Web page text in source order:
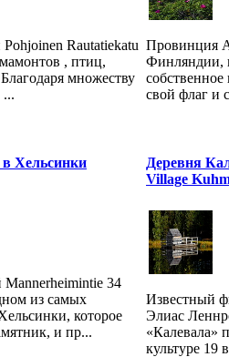
Rautatiekatu
, птиц,
множеству
Провинция
Финляндии,
свой флаг и
в Хельсинки
34
из самых
которое
и пр...
Деревня
Village
Известный
Элиас
«Калевала»
культуре 19